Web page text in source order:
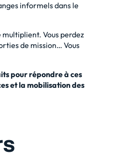
informels dans le
Vous perdez
de mission… Vous
pour répondre à ces
et la mobilisation des